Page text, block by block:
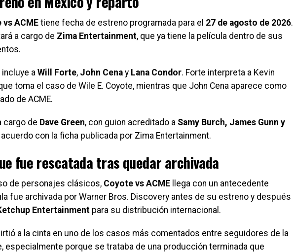
vs ACME tiene fecha de estreno programada para el 27 de agosto de 2026.
a cargo de Zima Entertainment, que ya tiene la película dentro de sus
a Will Forte, John Cena y Lana Condor. Forte interpreta a Kevin
toma el caso de Wile E. Coyote, mientras que John Cena aparece como
de ACME.
cargo de Dave Green, con guion acreditado a Samy Burch, James Gunn y
acuerdo con la ficha publicada por Zima Entertainment.
fue rescatada tras quedar archivada
de personajes clásicos, Coyote vs ACME llega con un antecedente
fue archivada por Warner Bros. Discovery antes de su estreno y después
Entertainment para su distribución internacional.
a la cinta en uno de los casos más comentados entre seguidores de la
especialmente porque se trataba de una producción terminada que